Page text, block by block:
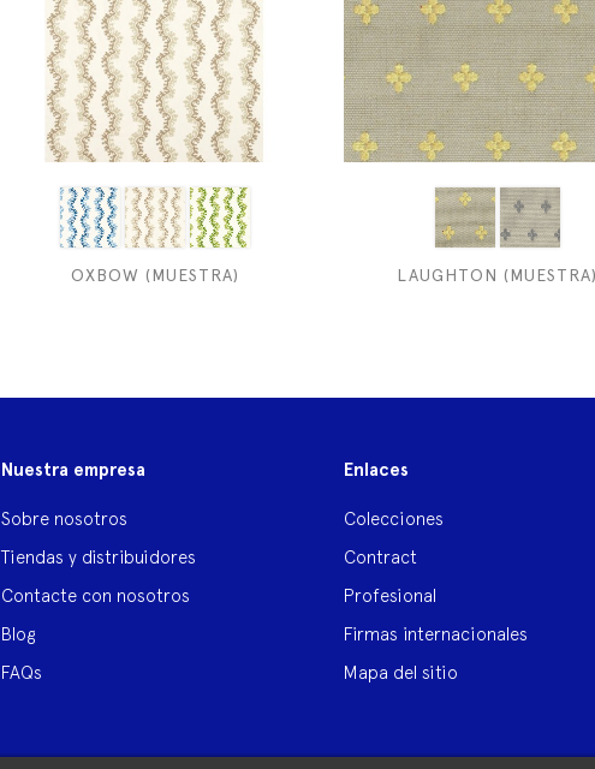
OXBOW (MUESTRA) LAUGHTON
Nuestra empresa
Sobre nosotros
Tiendas y distribuidores
Contacte con nosotros
Blog
FAQs
Enlaces
Colecciones
Contract
Profesional
Firmas internacionales
Mapa del sitio